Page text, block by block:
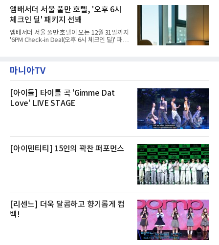
민들의 호응 속에 CFS는 즉시 행동에 나섰다. 지
난 28일 오후 전문 청소업체와
고, 2023년 같은 물류센터에서 발생한 화재에
대해서도 쿠팡 입주 전 공사 과정에서 벌어진 일
이라며 선을 그었다.쿠팡은 21일 인천 물류센터
내부에서 불이 타는 냄새가 났다는 의혹과 관련
해 “사실무근”이라는 입장을 밝혔다.회사 측은
“인근에서 지난 15일 다른 회사에서 발생한 대
것으로 확인됐다”고 설명했다.이어 “정확한 화
재 원인은 추후 조사될
앰배서더 서울 풀만 호텔, '오후 6시
체크인 딜' 패키지 선봬
앰배서더 서울 풀만 호텔이 오는 12월 31일까지
'6PM Check-in Deal(오후 6시 체크인 딜)' 패키
텔 측은 “퇴근 후 또는 주말 도심 속에서 짧지만
온전한 휴식을 원하는 고객들에게 특별한 경험
제큐티브 두 가지 타입으로 구성된다. 디럭스 패
키지는 객실 1박(룸 온리)으로 심플한 호캉스를
즐길 수 있으며, 이그제큐티브 패키지는 객실 1
마니아TV
[아이들] 타이틀 곡 'Gimme Dat
Love' LIVE STAGE
[아이덴티티] 15인의 꽉찬 퍼포먼스
[리센느] 더욱 달콤하고 향기롭게 컴
백!